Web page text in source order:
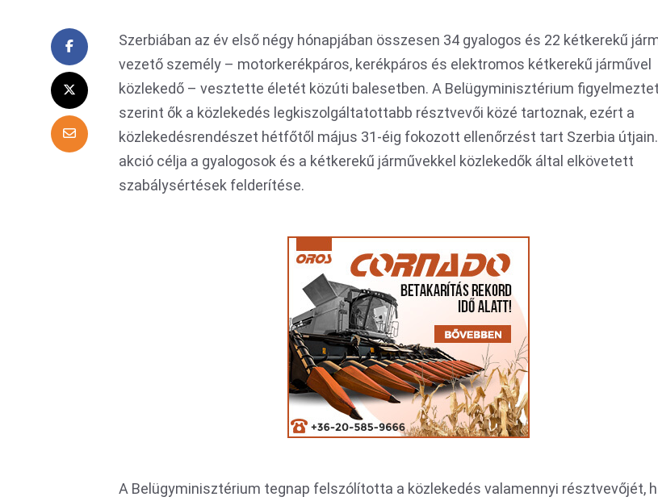
Szerbiában az év első négy hónapjában összesen 34 gyalogos és 22 kétkerekű
vezető személy – motorkerékpáros, kerékpáros és elektromos kétkerekű járművel
közlekedő – vesztette életét közúti balesetben. A Belügyminisztérium
szerint ők a közlekedés legkiszolgáltatottabb résztvevői közé tartoznak, ezért a
közlekedésrendészet hétfőtől május 31-éig fokozott ellenőrzést tart Szerbia
akció célja a gyalogosok és a kétkerekű járművekkel közlekedők által elkövetett
szabálysértések felderítése.
A Belügyminisztérium tegnap felszólította a közlekedés valamennyi résztvevőjét,